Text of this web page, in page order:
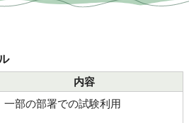
内容
一部の部署での試験利用